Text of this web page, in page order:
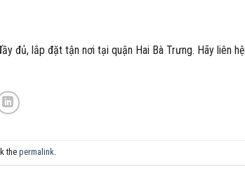
đủ, lắp đặt tận nơi tại quận Hai Bà Trưng. Hãy liên hệ
the permalink.